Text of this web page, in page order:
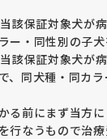
該保証対象犬が
ー・同性別の子犬
該保証対象犬が
、同犬種・同カ
る前にまず当方に
行なうもので治